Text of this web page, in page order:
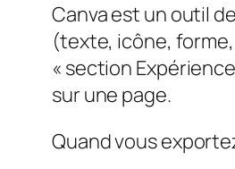
Canva est un outil
(texte, icône,
« section
sur une page.
Quand vous